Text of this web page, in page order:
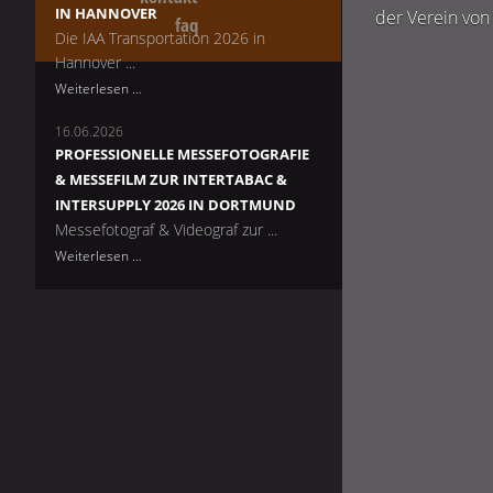
faq
der Verein von
WindEnergy
IN HANNOVER
Die IAA Transportation 2026 in
Hannover ...
Weiterlesen …
für
Transportation
16.06.2026
PROFESSIONELLE MESSEFOTOGRAFIE
& MESSEFILM ZUR INTERTABAC &
INTERSUPPLY 2026 IN DORTMUND
Messefotograf & Videograf zur ...
Weiterlesen …